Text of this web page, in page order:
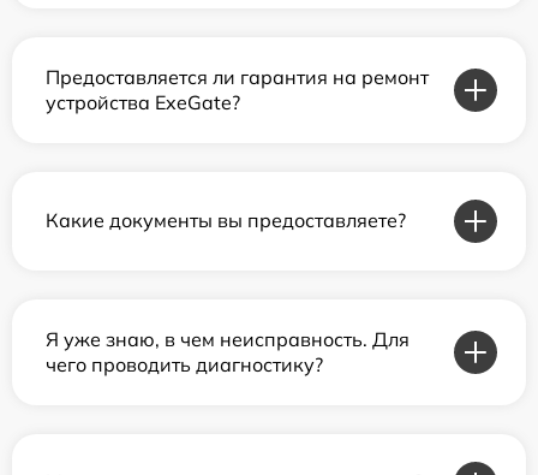
Предоставляется ли гарантия на ремонт
устройства ExeGate?
Какие документы вы предоставляете?
Я уже знаю, в чем неисправность. Для
чего проводить диагностику?